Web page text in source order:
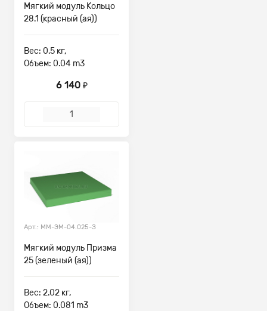
Мягкий модуль Кольцо
28.1 (красный (ая))
Вес: 0.5 кг,
Объем: 0.04 m3
6 140 ₽
Арт.: ММ-ЭМ-04.025-З
Мягкий модуль Призма
25 (зеленый (ая))
Вес: 2.02 кг,
Объем: 0.081 m3